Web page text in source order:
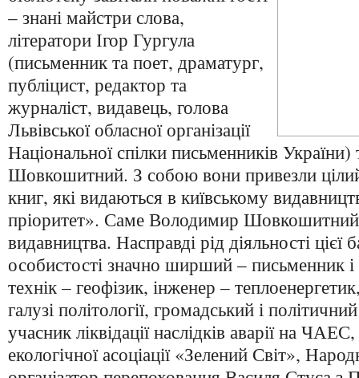
– знані майстри слова,
літератори Ігор Гургула
(письменник та поет, драматург,
публіцист, редактор та
журналіст, видавець, голова
Львівської обласної організації
Національної спілки письменників
Шовкошитний. З собою вони привезли
книг, які видаються в київському
пріоритет». Саме Володимир Шовкошитний
видавництва. Насправді рід діяльності цієї
особистості значно ширший – письменник
технік – геофізик, інженер –
галузі політології, громадський і
учасник ліквідації наслідків аварії на
екологічної асоціації «Зелений Світ»,